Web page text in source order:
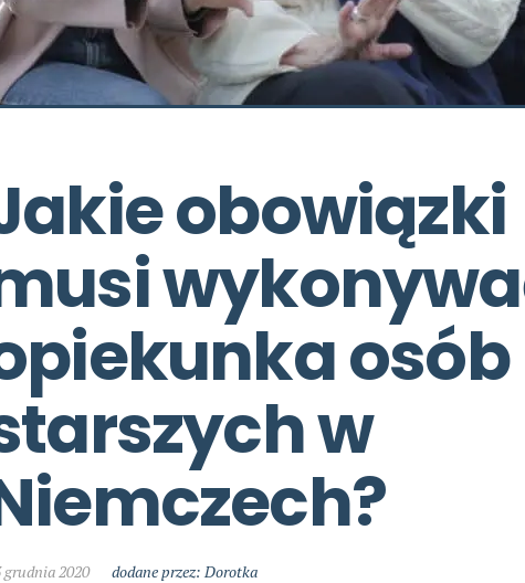
obowiązki
osób
w
grudnia 2020 dodane przez: Dorotka